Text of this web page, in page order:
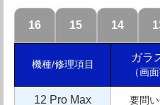
理店です。
iPhone修理クイックは全国
ェーン業界の中でも老舗ブ
ランドならではの情報の蓄
16 15 14
機種/修理項目
ガラ
（画
12 Pro Max 要問